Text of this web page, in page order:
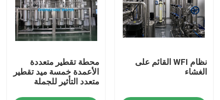
نظام WFI القائم على
الغشاء
محطة تقطير متعددة
الأعمدة خمسة ميد تقطير
متعدد التأثير للجملة